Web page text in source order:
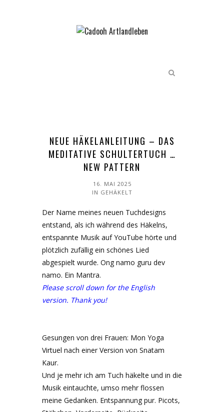
NEUE HÄKELANLEITUNG – DAS
MEDITATIVE SCHULTERTUCH …
NEW PATTERN
16. MAI 2025
IN GEHÄKELT
Der Name meines neuen Tuchdesigns
entstand, als ich während des Häkelns,
entspannte Musik auf YouTube hörte und
plötzlich zufällig ein schönes Lied
abgespielt wurde. Ong namo guru dev
namo. Ein Mantra.
Please scroll down for the English
version. Thank you!
Gesungen von drei Frauen: Mon Yoga
Virtuel nach einer Version von Snatam
Kaur.
Und je mehr ich am Tuch häkelte und in die
Musik eintauchte, umso mehr flossen
meine Gedanken. Entspannung pur. Picots,